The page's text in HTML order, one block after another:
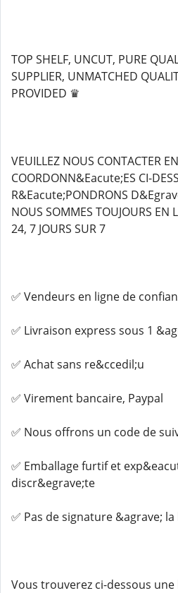
TOP SHELF, UNCUT, PURE
SUPPLIER, UNMATCHED
PROVIDED ♛
VEUILLEZ NOUS CONTACTER
COORDONN&Eacute;ES CI-
R&Eacute;PONDRONS
NOUS SOMMES TOUJOURS EN
24, 7 JOURS SUR 7
✅ Vendeurs en ligne de
✅ Livraison express sous 1
✅ Achat sans re&ccedil;u
✅ Virement bancaire, Paypal
✅ Nous offrons un code de
✅ Emballage furtif et
discr&egrave;te
✅ Pas de signature &agrave;
Vous trouverez ci-dessous